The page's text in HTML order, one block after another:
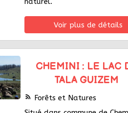
Voir plus de détails
CHEMINI : LE LAC
TALA GUIZEM
rss_feed Forêts et Natures